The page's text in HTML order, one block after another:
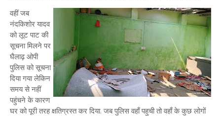
वहीं जब
नंदकिशोर यादव
को लूट पाट की
सूचना मिलने पर
घैलाढ़ ओपी
पुलिस को सूचना
दिया गया लेकिन
समय से नहीं
पहुंचने के कारण
घर को पूरी तरह क्षतिग्रस्त कर दिया. जब पुलिस वहाँ पहुची तो वहाँ के कुछ लोगों